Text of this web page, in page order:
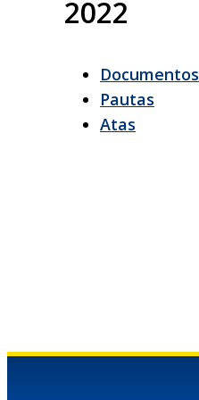
2022
Documentos
Pautas
Atas